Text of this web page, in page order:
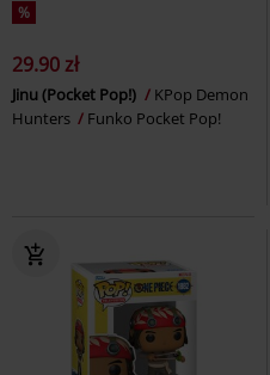
%
29.90 zł
Jinu (Pocket Pop!)
KPop Demon
Hunters
Funko Pocket Pop!